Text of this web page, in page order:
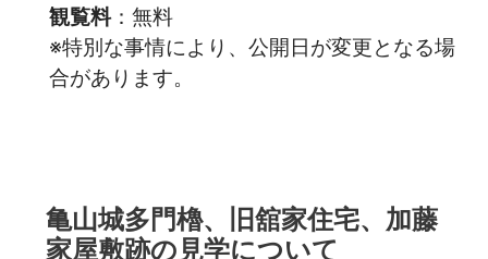
観覧料：無料
※特別な事情により、公開日が変更となる場
合があります。
亀山城多門櫓、旧舘家住宅、加藤
家屋敷跡の見学について